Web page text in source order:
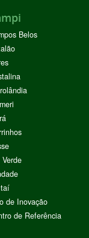
Belos
de Inovação
de Referência